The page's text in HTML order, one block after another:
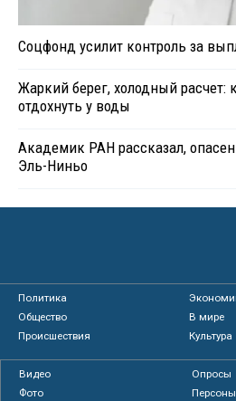
Соцфонд усилит контроль за
Жаркий берег, холодный расчет:
отдохнуть у воды
Академик РАН рассказал,
Эль-Ниньо
Политика
Общество
В мире
Происшествия
Культура
Видео
Опросы
Фото
Персоны